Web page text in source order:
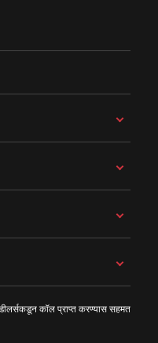
कॉल प्राप्त करण्यास सहमत